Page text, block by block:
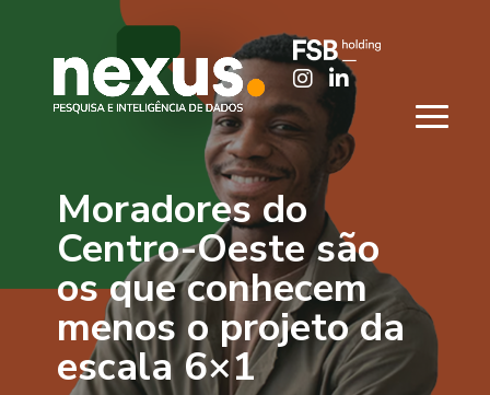
Moradores do
Centro-Oeste são
os que conhecem
menos o projeto da
escala 6×1